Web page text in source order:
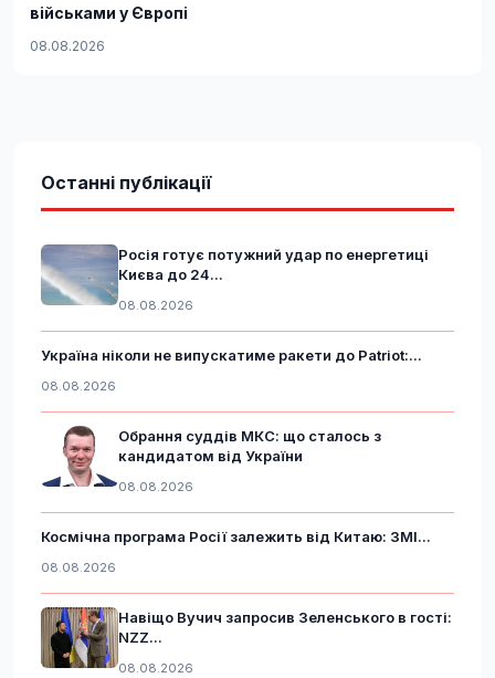
військами у Європі
08.08.2026
Останні публікації
Росія готує потужний удар по енергетиці
Києва до 24...
08.08.2026
Україна ніколи не випускатиме ракети до Patriot:...
08.08.2026
Обрання суддів МКС: що сталось з
кандидатом від України
08.08.2026
Космічна програма Росії залежить від Китаю: ЗМІ...
08.08.2026
Навіщо Вучич запросив Зеленського в гості:
NZZ...
08.08.2026